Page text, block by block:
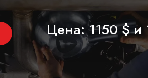
Цена: 1150 $ и